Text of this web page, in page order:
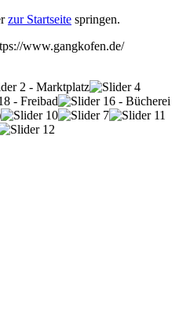
zur Startseite springen.
www.gangkofen.de/